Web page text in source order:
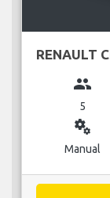
RENAULT
group
5
miscellaneous_services
Manual